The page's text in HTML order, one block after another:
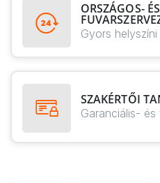
ORSZÁGOS-
Gyors
SZAKÉRTŐI
Garanciális-